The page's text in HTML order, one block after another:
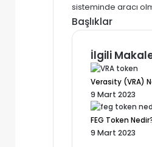
sisteminde aracı
Başlıklar
İlgili
Verasity (VRA)
9 Mart 2023
FEG Token Nedir?
9 Mart 2023